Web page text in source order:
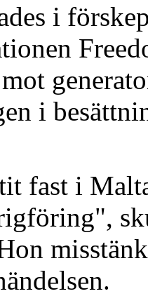
i
i
fast i